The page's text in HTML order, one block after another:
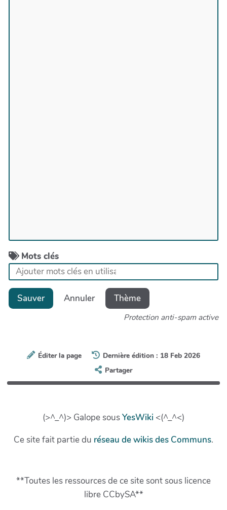
Mots clés
Sauver Annuler Thème
Protection anti-spam active
Éditer la page
Dernière édition : 18 Feb 2026
Partager
(>^_^)> Galope sousYesWiki <(^_^<)
Ce site fait partie du réseau de wikis des Communs.
**Toutes les ressources de ce site sont sous licence
libre CCbySA**